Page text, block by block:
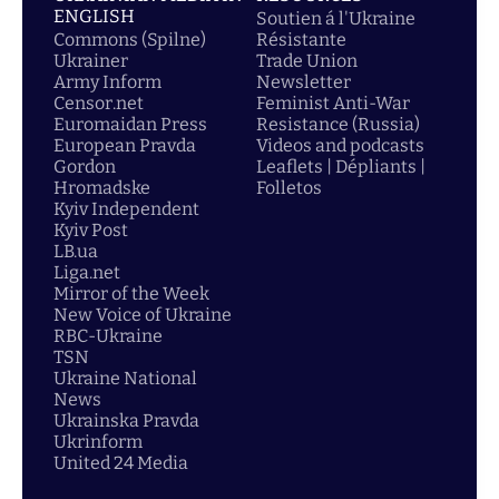
ENGLISH
Commons (Spilne)
Ukrainer
Army Inform
Censor.net
Euromaidan Press
European Pravda
Gordon
Hromadske
Kyiv Independent
Kyiv Post
LB.ua
Liga.net
Mirror of the Week
New Voice of Ukraine
RBC-Ukraine
TSN
Ukraine National
News
Ukrainska Pravda
Ukrinform
United 24 Media
Soutien á l'Ukraine
Résistante
Trade Union
Newsletter
Feminist Anti-War
Resistance (Russia)
Videos and podcasts
Leaflets | Dépliants |
Folletos